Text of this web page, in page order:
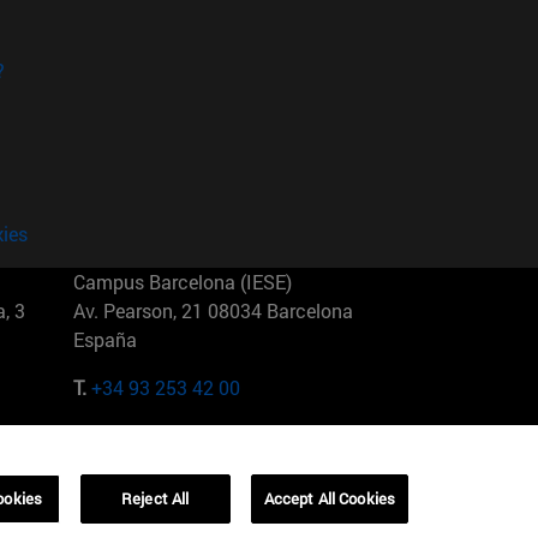
3
Campus Barcelona (IESE)
Av. Pearson, 21 08034 Barcelona
España
T.+34 93 253 42 00
01321001 Bela Vista Brasil
Reject All Accept All Cookies